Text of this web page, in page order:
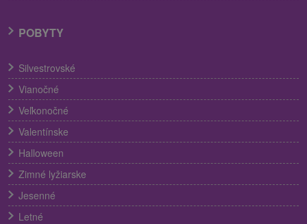
POBYTY
Silvestrovské
Vianočné
Veľkonočné
Valentínske
Halloween
Zimné lyžiarske
Jesenné
Letné